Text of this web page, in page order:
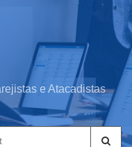
e Atacadistas